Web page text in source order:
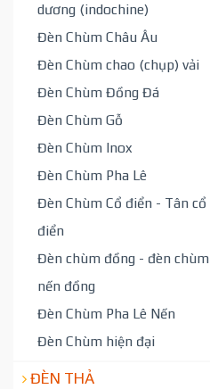
dương (indochine)
Đèn Chùm Châu Âu
Đèn Chùm chao (chụp) vải
Đèn Chùm Đồng Đá
Đèn Chùm Gỗ
Đèn Chùm Inox
Đèn Chùm Pha Lê
Đèn Chùm Cổ điển - Tân cổ
điển
Đèn chùm đồng - đèn chùm
nến đồng
Đèn Chùm Pha Lê Nến
Đèn Chùm hiện đại
ĐÈN THẢ